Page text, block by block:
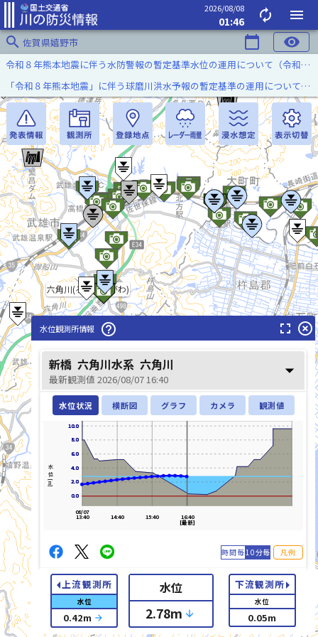
2026/08/08
01:46 autorenew
menu
search 佐賀県嬉野市 calendar_today visibility
六角川(ろつかくがわ)
令和８年熊本地震に伴う水防警報の暫定基準水位の運用について（令和８年８月７日）
「令和８年熊本地震」に伴う球磨川洪水予報の暫定基準の運用について（令和８年８月５日）
水位観測所情報 help_outline fullscreen highlight_off
新橋 六角川水系 六角川
最新観測値 2026/08/07 16:40 arrow_drop_down
水位状況 横断図 グラフ カメラ 観測値
0.0
2.0
4.0
6.0
8.0
10.0
水位[m]
0.0
2.0
4.0
6.0
8.0
10.0
16:40
[最新]
15:40
14:40
08/07
13:40
時間毎10分毎 凡例
arrow_left上流観測所
水位
0.42m arrow_forward
水位
2.78m arrow_downward
下流観測所arrow_right
水位
0.05m